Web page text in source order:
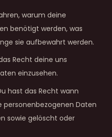
warum deine
benötigt werden, was
sie aufbewahrt werden.
Recht deine uns
einzusehen.
hast das Recht wann
Daten
sowie gelöscht oder